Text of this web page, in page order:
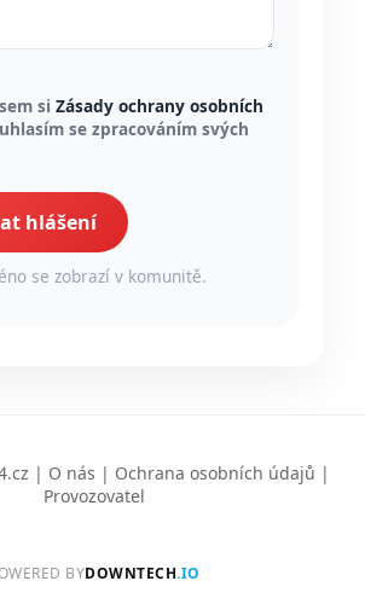
si Zásady ochrany osobních
se zpracováním svých
hlášení
se zobrazí v komunitě.
| O nás | Ochrana osobních údajů |
Provozovatel
BYDOWNTECH.IO